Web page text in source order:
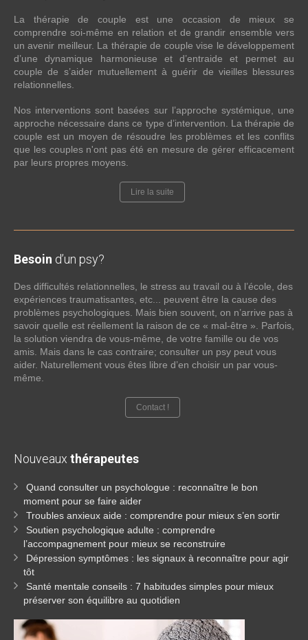
La thérapie de couple est une occasion de mieux se
comprendre soi-même en relation et de grandir ensemble vers
un avenir meilleur. La thérapie de couple vise le développement
d’une dynamique harmonieuse et d’entraide et permet au
couple de s’aider mutuellement à guérir de vieilles blessures
relationnelles.
Nos interventions sont basées sur l’approche systémique, une
approche nécessaire dans ce type d’intervention. La thérapie de
couple est un moyen de résoudre les problèmes et les conflits
que les couples n'ont pas été en mesure de gérer efficacement
par leurs propres moyens.
Lire la suite
Besoin d’un psy?
Des difficultés relationnelles, le stress au travail ou à l’école, des
expériences traumatisantes, etc... peuvent être la cause des
problèmes psychologiques. Mais bien souvent, on n’arrive pas à
savoir quelle est réellement la raison de ce « mal-être ». Parfois,
la solution viendra de vous-même, de votre famille ou de vos
amis. Mais dans le cas contraire; consulter un psy peut vous
aider. Naturellement vous êtes libre d’en choisir un par vous-
même.
Contact !
Nouveaux thérapeutes
Quand consulter un psychologue : reconnaître le bon
moment pour se faire aider
Troubles anxieux aide : comprendre pour mieux s’en sortir
Soutien psychologique adulte : comprendre
l’accompagnement pour mieux se reconstruire
Dépression symptômes : les signaux à reconnaître pour agir
tôt
Santé mentale conseils : 7 habitudes simples pour mieux
préserver son équilibre au quotidien